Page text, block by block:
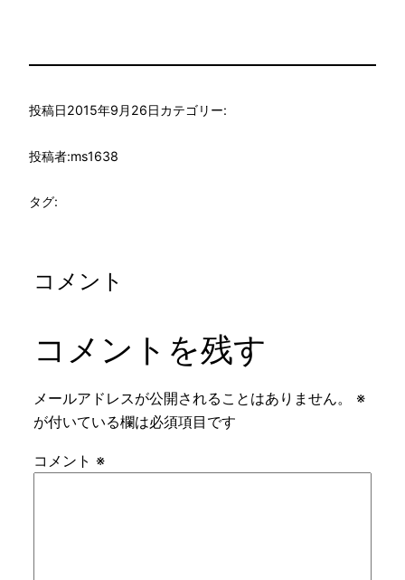
投稿日2015年9月26日カテゴリー:
投稿者:ms1638
タグ:
コメント
コメントを残す
メールアドレスが公開されることはありません。
※
が付いている欄は必須項目です
コメント ※